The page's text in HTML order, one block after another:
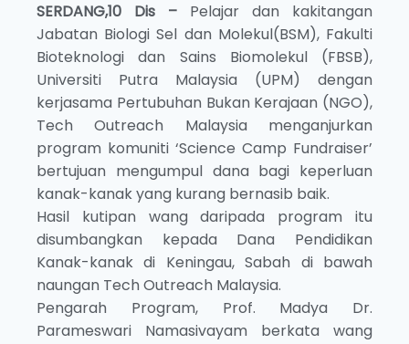
SERDANG,10 Dis – Pelajar dan kakitangan
Jabatan Biologi Sel dan Molekul(BSM), Fakulti
Bioteknologi dan Sains Biomolekul (FBSB),
Universiti Putra Malaysia (UPM) dengan
kerjasama Pertubuhan Bukan Kerajaan (NGO),
Tech Outreach Malaysia menganjurkan
program komuniti ‘Science Camp Fundraiser’
bertujuan mengumpul dana bagi keperluan
kanak-kanak yang kurang bernasib baik.
Hasil kutipan wang daripada program itu
disumbangkan kepada Dana Pendidikan
Kanak-kanak di Keningau, Sabah di bawah
naungan Tech Outreach Malaysia.
Pengarah Program, Prof. Madya Dr.
Parameswari Namasivayam berkata wang